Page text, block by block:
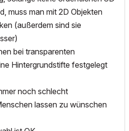
muss man mit 2D Objekten
(außerdem sind sie
bei transparenten
Hintergrundstifte festgelegt
noch schlecht
lassen zu wünschen